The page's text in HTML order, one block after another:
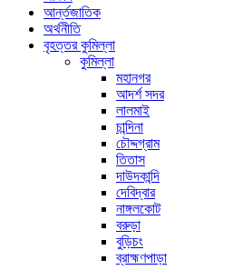
আর্ন্তজাতিক
অর্থনীতি
বৃহত্তর কুমিল্লা
কুমিল্লা
মহানগর
আদর্শ সদর
লালমাই
চান্দিনা
চৌদ্দগ্রাম
তিতাস
দাউদকান্দি
দেবিদ্বার
নাঙ্গলকোট
বরুড়া
বুড়িচং
ব্রাহ্মণপাড়া